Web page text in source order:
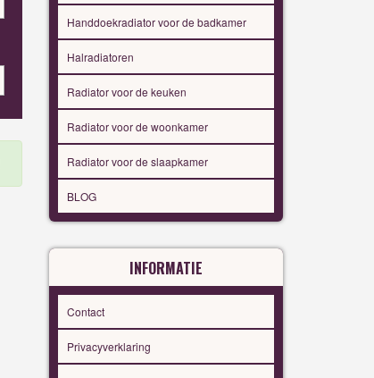
Handdoekradiator voor de badkamer
Halradiatoren
Radiator voor de keuken
Radiator voor de woonkamer
Radiator voor de slaapkamer
BLOG
INFORMATIE
Contact
Privacyverklaring